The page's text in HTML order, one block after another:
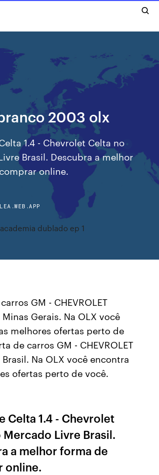
2003 olx
1.4 - Chevrolet Celta no
Brasil. Descubra a melhor
online.
dublado ep 1
GM - CHEVROLET
Minas Gerais. Na OLX você
melhores ofertas perto de
de carros GM - CHEVROLET
Brasil. Na OLX você encontra
ofertas perto de você.
Celta 1.4 - Chevrolet
Mercado Livre Brasil.
a melhor forma de
online.